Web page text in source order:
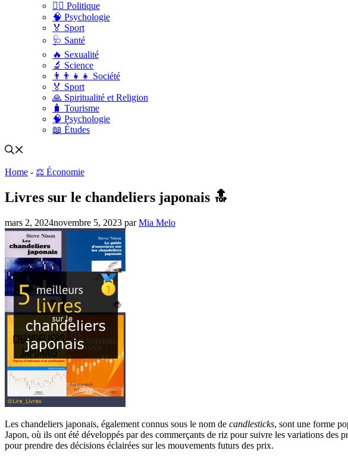
👨‍⚖️ Politique
🧠 Psychologie
🏅 Sport
🩺 Santé
🔥 Sexualité
🔬 Science
👨‍👨‍👧‍👧 Société
🏅 Sport
🙏 Spiritualité et Religion
🧳 Tourisme
🧠 Psychologie
📖 Études
Home - ⚖️ Économie
Livres sur le chandeliers japonais 🔝
mars 2, 2024novembre 5, 2023 parMia Melo
Les chandeliers japonais, également connus sous le nom de candlesticks, sont une forme
Japon, où ils ont été développés par des commerçants de riz pour suivre les variations
pour prendre des décisions éclairées sur les mouvements futurs des prix.